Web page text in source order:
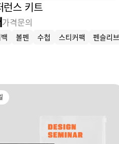
런스 키트
가격문의
볼펜 수첩 스티커팩 펜슬리브